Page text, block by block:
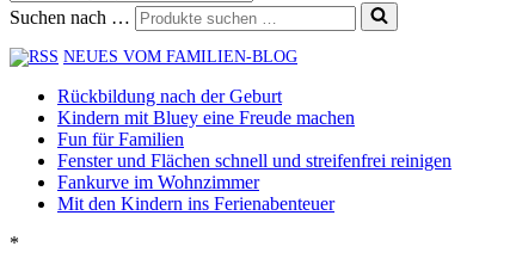
Suchen nach …
NEUES VOM FAMILIEN-BLOG
Rückbildung nach der Geburt
Kindern mit Bluey eine Freude machen
Fun für Familien
Fenster und Flächen schnell und streifenfrei reinigen
Fankurve im Wohnzimmer
Mit den Kindern ins Ferienabenteuer
*